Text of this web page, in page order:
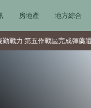
房地產 地方綜合
作戰區完成彈藥還屯整備